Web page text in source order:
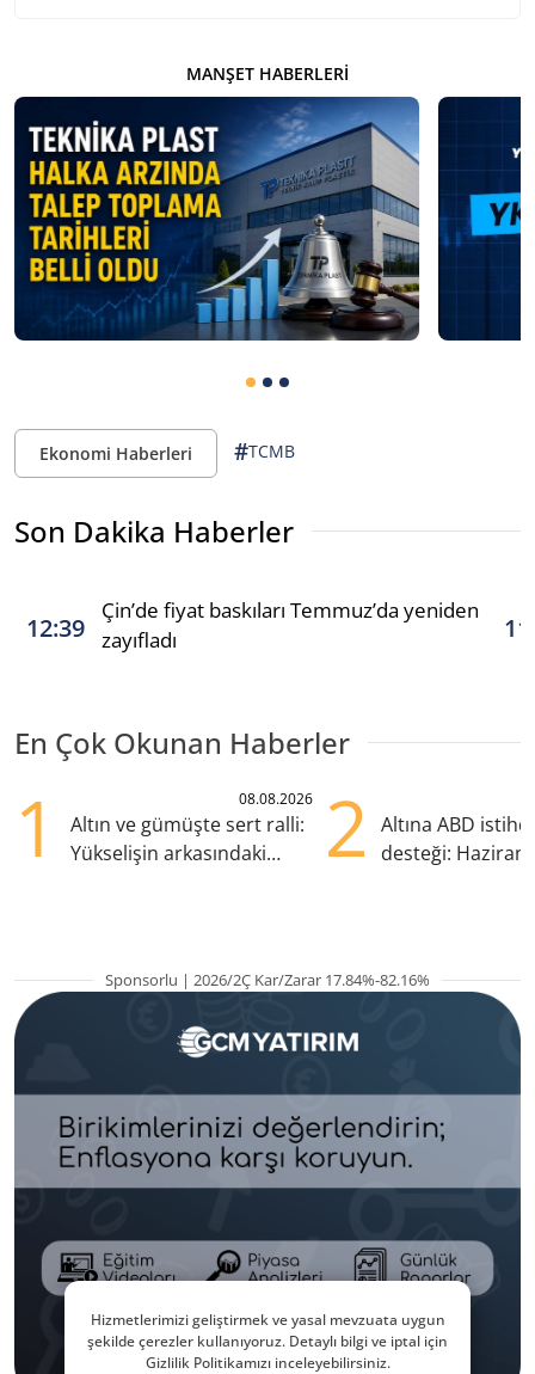
MANŞET HABERLERI
Ekonomi Haberleri #TCMB
Son Dakika Haberler
12:39
Çin’de fiyat baskıları Temmuz’da yeniden
zayıfladı
En Çok Okunan Haberler
1 08.08.2026
Altın ve gümüşte sert ralli:
Yükselişin arkasındaki
2
Altına ABD
desteği:
Sponsorlu | 2026/2Ç Kar/Zarar 17.84%-82.16%
Hizmetlerimizi geliştirmek ve yasal mevzuata uygun
şekilde çerezler kullanıyoruz. Detaylı bilgi ve iptal için
Gizlilik Politikamızı inceleyebilirsiniz.